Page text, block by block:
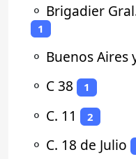
⚬ Brigadier
1
⚬ Buenos Aires
⚬ C 38 1
⚬ C. 11 2
⚬ C. 18 de Julio